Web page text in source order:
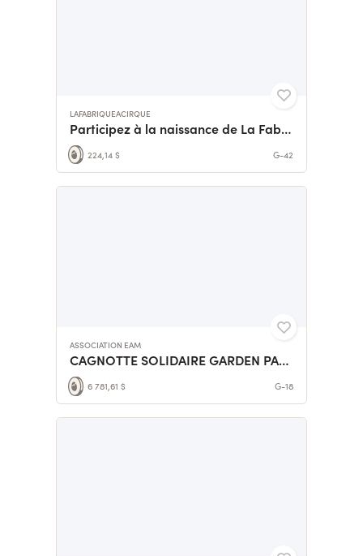
LAFABRIQUEACIRQUE
Participez à la naissance de La Fabrique à Cirque !
224,14 $ G-42
ASSOCIATION EAM
CAGNOTTE SOLIDAIRE GARDEN PARTY - ASSOCIATION EAM
6 781,61 $ G-18